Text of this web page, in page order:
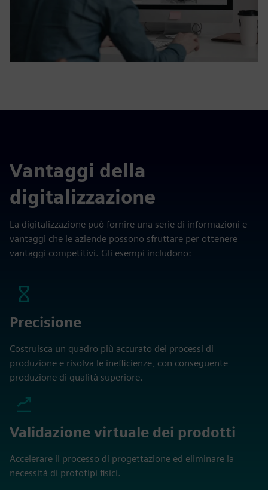
Vantaggi della
digitalizzazione
La digitalizzazione può fornire una serie di informazioni e
vantaggi che le aziende possono sfruttare per ottenere
vantaggi competitivi. Gli esempi includono:
Precisione
Costruisca un quadro più accurato dei processi di
produzione e risolva le inefficienze, con conseguente
produzione di qualità superiore.
Validazione virtuale dei prodotti
Accelerare il processo di progettazione ed eliminare la
necessità di prototipi fisici.